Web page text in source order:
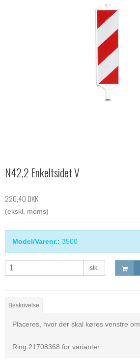
N42,2 Enkeltsidet V
220,40 DKK
(ekskl. moms)
Model/Varenr.: 3500
stk.
Beskrivelse
Placeres, hvor der skal køres venstre om
Ring 21708368 for varianter